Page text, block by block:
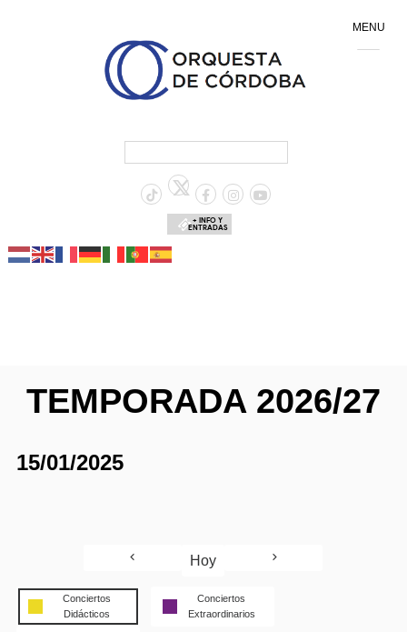
+ INFO Y
ENTRADAS
TEMPORADA 2026/27
15/01/2025
Hoy
Conciertos
Didácticos
Conciertos
Extraordinarios
MENU